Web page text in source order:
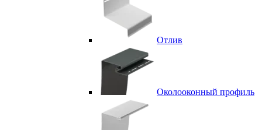
Отлив
Околооконный профиль